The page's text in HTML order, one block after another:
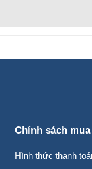
Chính sách
Hình thức thanh